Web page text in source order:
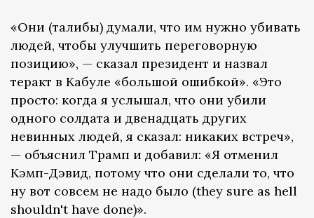
«Они (талибы) думали, что им нужно убивать
людей, чтобы улучшить переговорную
позицию», — сказал президент и назвал
теракт в Кабуле «большой ошибкой». «Это
просто: когда я услышал, что они убили
одного солдата и двенадцать других
невинных людей, я сказал: никаких встреч»,
— объяснил Трамп и добавил: «Я отменил
Кэмп-Дэвид, потому что они сделали то, что
ну вот совсем не надо было (they sure as hell
shouldn't have done)».